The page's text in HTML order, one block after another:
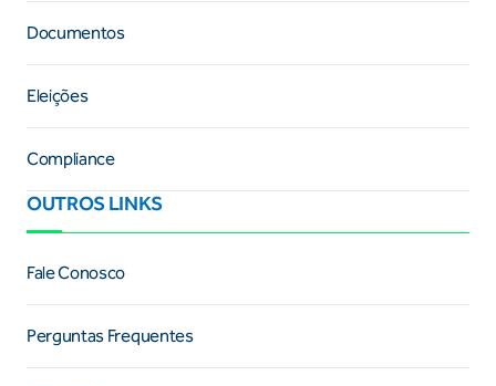
Documentos
Eleições
Compliance
OUTROS LINKS
Fale Conosco
Perguntas Frequentes